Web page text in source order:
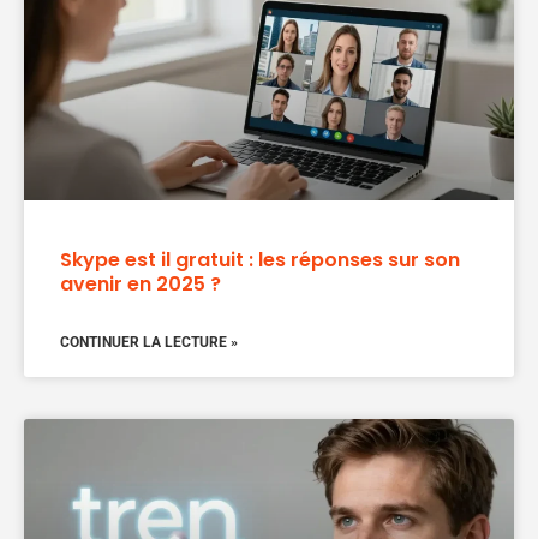
Skype est il gratuit : les réponses sur son
avenir en 2025 ?
CONTINUER LA LECTURE »